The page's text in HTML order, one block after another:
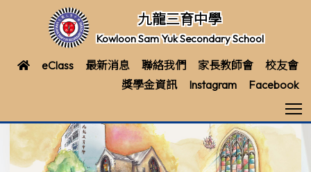
九龍三育中學
Kowloon Sam Yuk Secondary School
eClass 最新消息 聯絡我們 家長教師會
校友會
獎學金資訊
Instagram Facebook